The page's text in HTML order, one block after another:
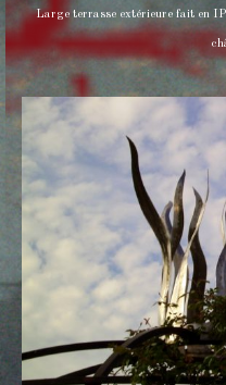
Large terrasse extérieure fait en